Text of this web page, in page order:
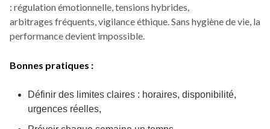
: régulation émotionnelle, tensions hybrides,
arbitrages fréquents, vigilance éthique. Sans hygiène de vie, la
performance devient impossible.
Bonnes pratiques :
Définir des limites claires : horaires, disponibilité,
urgences réelles,